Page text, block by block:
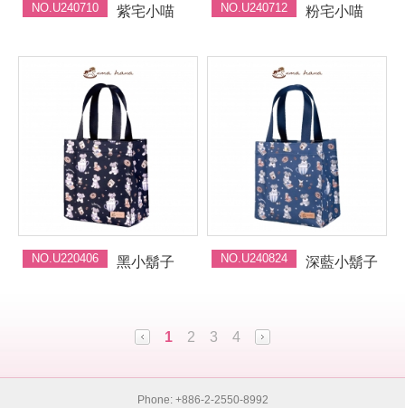
NO.U240710 紫宅小喵 NO.U240712 粉宅小喵
NO.U220406 黑小鬍子 NO.U240824 深藍小鬍子
1 2 3 4
Phone: +886-2-2550-8992